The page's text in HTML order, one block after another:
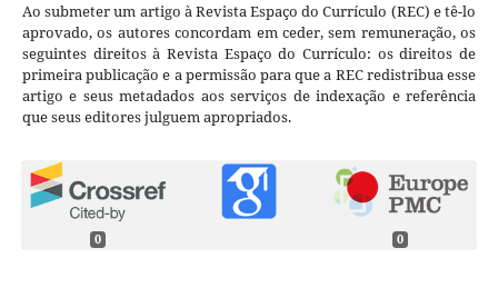
Ao submeter um artigo à Revista Espaço do Currículo (REC) e tê-lo
aprovado, os autores concordam em ceder, sem remuneração, os
seguintes direitos à Revista Espaço do Currículo: os direitos de
primeira publicação e a permissão para que a REC redistribua esse
artigo e seus metadados aos serviços de indexação e referência
que seus editores julguem apropriados.
0 0